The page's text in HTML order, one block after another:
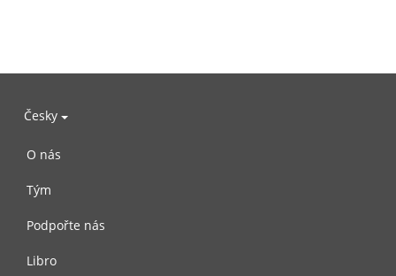
Česky
O nás
Tým
Podpořte nás
Libro